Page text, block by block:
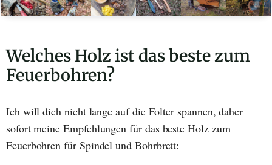
Welches Holz ist das beste zum
Feuerbohren?
Ich will dich nicht lange auf die Folter spannen, daher
sofort meine Empfehlungen für das beste Holz zum
Feuerbohren für Spindel und Bohrbrett: